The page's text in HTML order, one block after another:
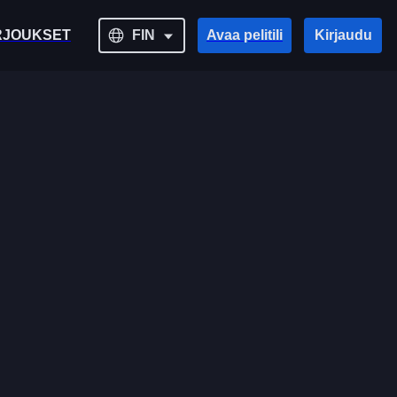
FIN Avaa pelitili Kirjaudu